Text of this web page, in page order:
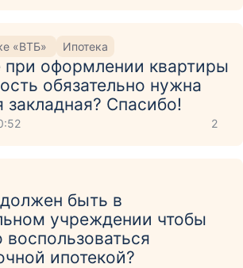
«ВТБ» Ипотека
при оформлении квартиры
обязательно нужна
закладная? Спасибо!
2
быть в
учреждении чтобы
ипотекой?